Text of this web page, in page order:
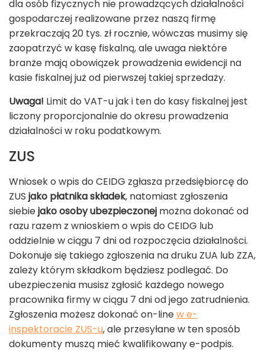
dla osób fizycznych nie prowadzących działalności
gospodarczej realizowane przez naszą firmę
przekraczają 20 tys. zł rocznie, wówczas musimy się
zaopatrzyć w kasę fiskalną, ale uwaga niektóre
branże mają obowiązek prowadzenia ewidencji na
kasie fiskalnej już od pierwszej takiej sprzedaży.
Uwaga! Limit do VAT-u jak i ten do kasy fiskalnej jest
liczony proporcjonalnie do okresu prowadzenia
działalności w roku podatkowym.
ZUS
Wniosek o wpis do CEIDG zgłasza przedsiębiorcę do
ZUS jako płatnika składek, natomiast zgłoszenia
siebiejako osoby ubezpieczonej można dokonać od
razu razem z wnioskiem o wpis do CEIDG lub
oddzielnie w ciągu 7 dni od rozpoczęcia działalności.
Dokonuje się takiego zgłoszenia na druku ZUA lub ZZA,
zależy którym składkom będziesz podlegać. Do
ubezpieczenia musisz zgłosić każdego nowego
pracownika firmy w ciągu 7 dni od jego zatrudnienia.
Zgłoszenia możesz dokonać on-linew e-
inspektoracie ZUS-u, ale przesyłane w ten sposób
dokumenty muszą mieć kwalifikowany e-podpis.